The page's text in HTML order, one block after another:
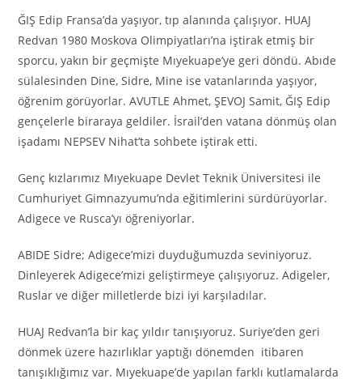
ĞIŞ Edip Fransa’da yaşıyor, tıp alanında çalışıyor. HUAJ
Redvan 1980 Moskova Olimpiyatları’na iştirak etmiş bir
sporcu, yakın bir geçmişte Mıyekuape’ye geri döndü. Abıde
sülalesinden Dine, Sidre, Mine ise vatanlarında yaşıyor,
öğrenim görüyorlar. AVUTLE Ahmet, ŞEVOJ Samit, ĞIŞ Edip
gençelerle biraraya geldiler. İsrail’den vatana dönmüş olan
işadamı NEPSEV Nihat’ta sohbete iştirak etti.
Genç kızlarımız Mıyekuape Devlet Teknik Üniversitesi ile
Cumhuriyet Gimnazyumu’nda eğitimlerini sürdürüyorlar.
Adigece ve Rusca’yı öğreniyorlar.
ABIDE Sidre; Adigece’mizi duyduğumuzda seviniyoruz.
Dinleyerek Adigece’mizi geliştirmeye çalışıyoruz. Adigeler,
Ruslar ve diğer milletlerde bizi iyi karşıladılar.
HUAJ Redvan’la bir kaç yıldır tanışıyoruz. Suriye’den geri
dönmek üzere hazırlıklar yaptığı dönemden itibaren
tanışıklığımız var. Mıyekuape’de yapılan farklı kutlamalarda